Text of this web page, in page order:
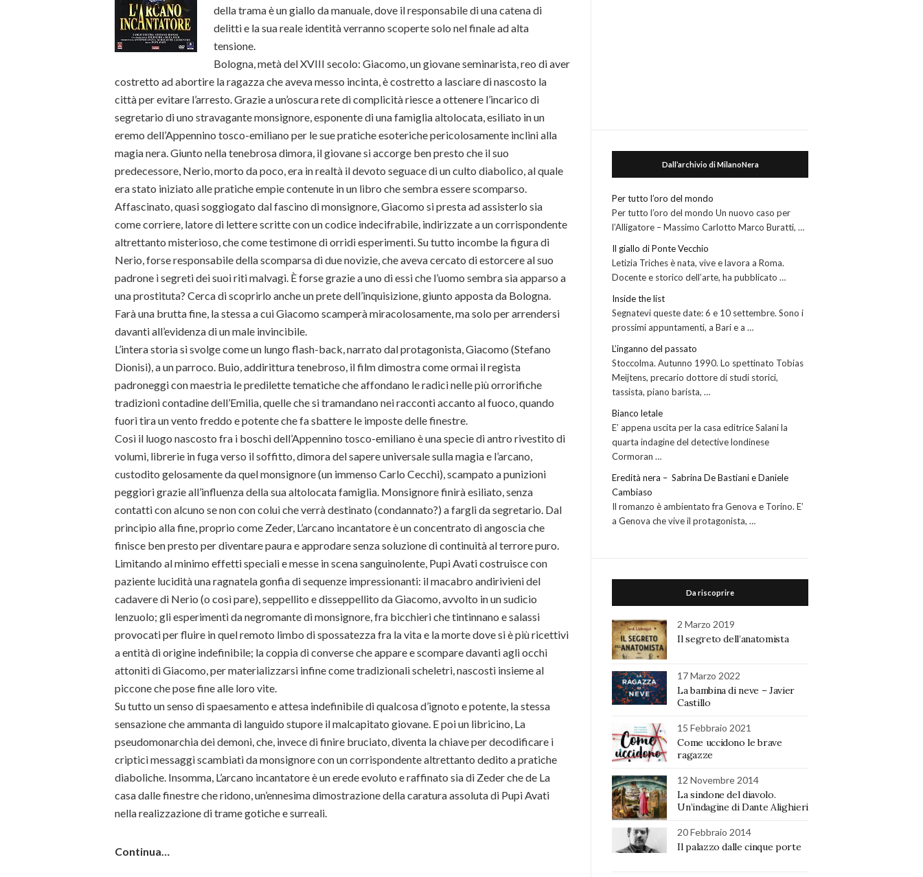
della trama è un giallo da manuale, dove il responsabile di una catena di
delitti e la sua reale identità verranno scoperte solo nel finale ad alta
tensione.
Bologna, metà del XVIII secolo: Giacomo, un giovane seminarista, reo di aver
costretto ad abortire la ragazza che aveva messo incinta, è costretto a lasciare di nascosto la
città per evitare l’arresto. Grazie a un’oscura rete di complicità riesce a ottenere l’incarico di
segretario di uno stravagante monsignore, esponente di una famiglia altolocata, esiliato in un
eremo dell’Appennino tosco-emiliano per le sue pratiche esoteriche pericolosamente inclini alla
magia nera. Giunto nella tenebrosa dimora, il giovane si accorge ben presto che il suo
predecessore, Nerio, morto da poco, era in realtà il devoto seguace di un culto diabolico, al quale
era stato iniziato alle pratiche empie contenute in un libro che sembra essere scomparso.
Affascinato, quasi soggiogato dal fascino di monsignore, Giacomo si presta ad assisterlo sia
come corriere, latore di lettere scritte con un codice indecifrabile, indirizzate a un corrispondente
altrettanto misterioso, che come testimone di orridi esperimenti. Su tutto incombe la figura di
Nerio, forse responsabile della scomparsa di due novizie, che aveva cercato di estorcere al suo
padrone i segreti dei suoi riti malvagi. È forse grazie a uno di essi che l’uomo sembra sia apparso a
una prostituta? Cerca di scoprirlo anche un prete dell’inquisizione, giunto apposta da Bologna.
Farà una brutta fine, la stessa a cui Giacomo scamperà miracolosamente, ma solo per arrendersi
davanti all’evidenza di un male invincibile.
L’intera storia si svolge come un lungo flash-back, narrato dal protagonista, Giacomo (Stefano
Dionisi), a un parroco. Buio, addirittura tenebroso, il film dimostra come ormai il regista
padroneggi con maestria le predilette tematiche che affondano le radici nelle più orrorifiche
tradizioni contadine dell’Emilia, quelle che si tramandano nei racconti accanto al fuoco, quando
fuori tira un vento freddo e potente che fa sbattere le imposte delle finestre.
Così il luogo nascosto fra i boschi dell’Appennino tosco-emiliano è una specie di antro rivestito di
volumi, librerie in fuga verso il soffitto, dimora del sapere universale sulla magia e l’arcano,
custodito gelosamente da quel monsignore (un immenso Carlo Cecchi), scampato a punizioni
peggiori grazie all’influenza della sua altolocata famiglia. Monsignore finirà esiliato, senza
contatti con alcuno se non con colui che verrà destinato (condannato?) a fargli da segretario. Dal
principio alla fine, proprio come Zeder, L’arcano incantatore è un concentrato di angoscia che
finisce ben presto per diventare paura e approdare senza soluzione di continuità al terrore puro.
Limitando al minimo effetti speciali e messe in scena sanguinolente, Pupi Avati costruisce con
paziente lucidità una ragnatela gonfia di sequenze impressionanti: il macabro andirivieni del
cadavere di Nerio (o così pare), seppellito e disseppellito da Giacomo, avvolto in un sudicio
lenzuolo; gli esperimenti da negromante di monsignore, fra bicchieri che tintinnano e salassi
provocati per fluire in quel remoto limbo di spossatezza fra la vita e la morte dove si è più ricettivi
a entità di origine indefinibile; la coppia di converse che appare e scompare davanti agli occhi
attoniti di Giacomo, per materializzarsi infine come tradizionali scheletri, nascosti insieme al
piccone che pose fine alle loro vite.
Su tutto un senso di spaesamento e attesa indefinibile di qualcosa d’ignoto e potente, la stessa
sensazione che ammanta di languido stupore il malcapitato giovane. E poi un libricino, La
pseudomonarchia dei demoni, che, invece di finire bruciato, diventa la chiave per decodificare i
criptici messaggi scambiati da monsignore con un corrispondente altrettanto dedito a pratiche
diaboliche. Insomma, L’arcano incantatore è un erede evoluto e raffinato sia di Zeder che de La
casa dalle finestre che ridono, un’ennesima dimostrazione della caratura assoluta di Pupi Avati
nella realizzazione di trame gotiche e surreali.
Continua…
Dall’archivio di MilanoNera
Per tutto l’oro del mondo
Per tutto l’oro del mondo Un nuovo caso per
l’Alligatore – Massimo Carlotto Marco Buratti, …
Il giallo di Ponte Vecchio
Letizia Triches è nata, vive e lavora a Roma.
Docente e storico dell’arte, ha pubblicato …
Inside the list
Segnatevi queste date: 6 e 10 settembre. Sono i
prossimi appuntamenti, a Bari e a …
L’inganno del passato
Stoccolma. Autunno 1990. Lo spettinato Tobias
Meijtens, precario dottore di studi storici,
tassista, piano barista, …
Bianco letale
E’ appena uscita per la casa editrice Salani la
quarta indagine del detective londinese
Cormoran …
Eredità nera – Sabrina De Bastiani e Daniele
Cambiaso
Il romanzo è ambientato fra Genova e Torino. E’
a Genova che vive il protagonista, …
Da riscoprire
2 Marzo 2019
Il segreto dell’anatomista
17 Marzo 2022
La bambina di neve – Javier
Castillo
15 Febbraio 2021
Come uccidono le brave
ragazze
12 Novembre 2014
La sindone del diavolo.
Un’indagine di Dante Alighieri
20 Febbraio 2014
Il palazzo dalle cinque porte